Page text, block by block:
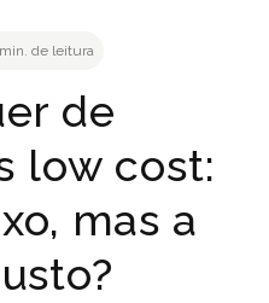
de leitura
de
low cost:
mas a